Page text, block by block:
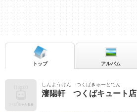
しんようけん つくばきゅーとてん
瀋陽軒 つくばキュート店
トップ アルバム